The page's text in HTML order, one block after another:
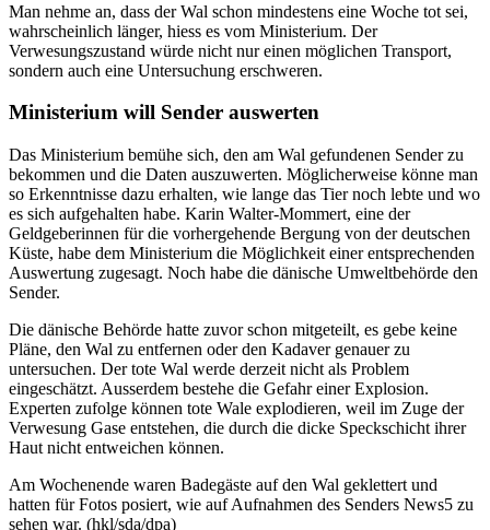
Man nehme an, dass der Wal schon mindestens eine Woche tot sei,
wahrscheinlich länger, hiess es vom Ministerium. Der
Verwesungszustand würde nicht nur einen möglichen Transport,
sondern auch eine Untersuchung erschweren.
Ministerium will Sender auswerten
Das Ministerium bemühe sich, den am Wal gefundenen Sender zu
bekommen und die Daten auszuwerten. Möglicherweise könne man
so Erkenntnisse dazu erhalten, wie lange das Tier noch lebte und wo
es sich aufgehalten habe. Karin Walter-Mommert, eine der
Geldgeberinnen für die vorhergehende Bergung von der deutschen
Küste, habe dem Ministerium die Möglichkeit einer entsprechenden
Auswertung zugesagt. Noch habe die dänische Umweltbehörde den
Sender.
Die dänische Behörde hatte zuvor schon mitgeteilt, es gebe keine
Pläne, den Wal zu entfernen oder den Kadaver genauer zu
untersuchen. Der tote Wal werde derzeit nicht als Problem
eingeschätzt. Ausserdem bestehe die Gefahr einer Explosion.
Experten zufolge können tote Wale explodieren, weil im Zuge der
Verwesung Gase entstehen, die durch die dicke Speckschicht ihrer
Haut nicht entweichen können.
Am Wochenende waren Badegäste auf den Wal geklettert und
hatten für Fotos posiert, wie auf Aufnahmen des Senders News5 zu
sehen war. (hkl/sda/dpa)